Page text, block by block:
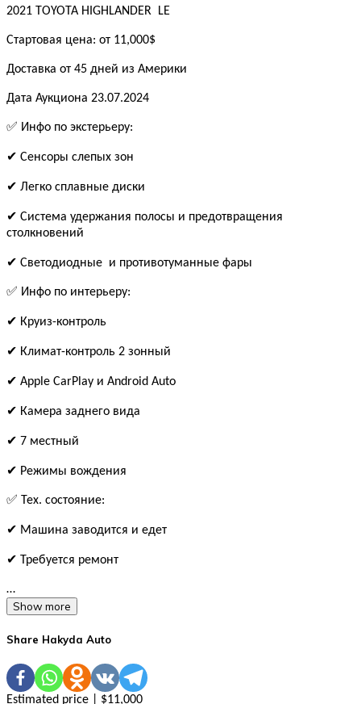
2021 TOYOTA HIGHLANDER LE
Стартовая цена: от 11,000$
Доставка от 45 дней из Америки
Дата Аукциона 23.07.2024
✅ Инфо по экстерьеру:
✔ Сенсоры слепых зон
✔ Легко сплавные диски
✔ Система удержания полосы и предотвращения
столкновений
✔ Светодиодные и противотуманные фары
✅ Инфо по интерьеру:
✔ Круиз-контроль
✔ Климат-контроль 2 зонный
✔ Apple CarPlay и Android Auto
✔ Камера заднего вида
✔ 7 местный
✔ Режимы вождения
✅ Тех. состояние:
✔ Машина заводится и едет
✔ Требуется ремонт
…
Show more
Share Hakyda Auto
Estimated price | $11,000